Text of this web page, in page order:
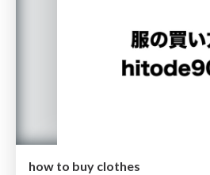
how to buy clothes